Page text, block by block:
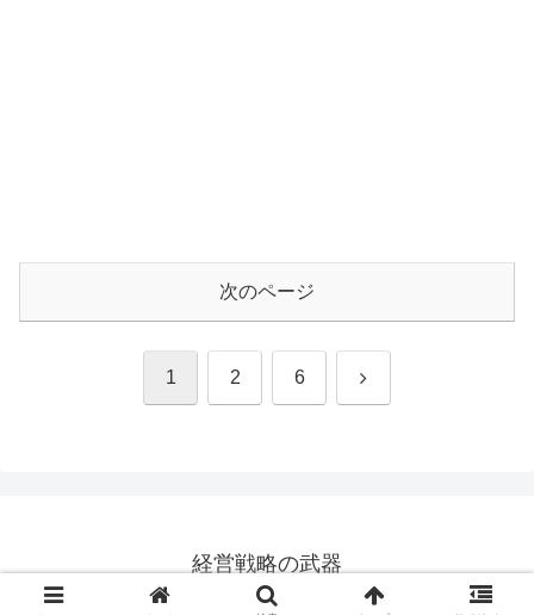
次のページ
1 2 6 次
経営戦略の武器
© 2018-2026 経営戦略の武器.